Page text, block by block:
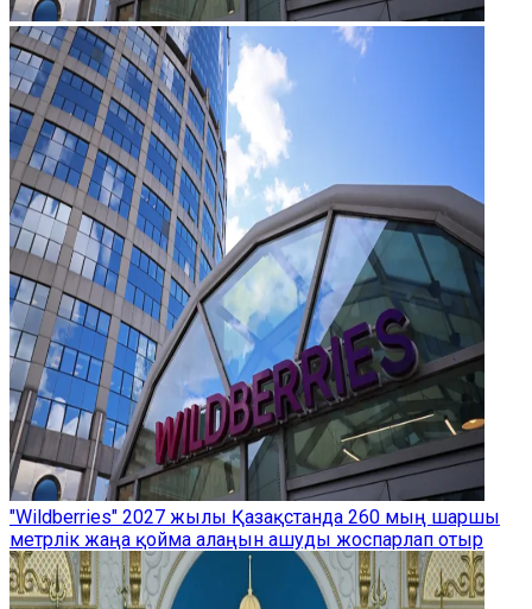
"Wildberries" 2027 жылы Қазақстанда 260 мың шаршы
метрлік жаңа қойма алаңын ашуды жоспарлап отыр